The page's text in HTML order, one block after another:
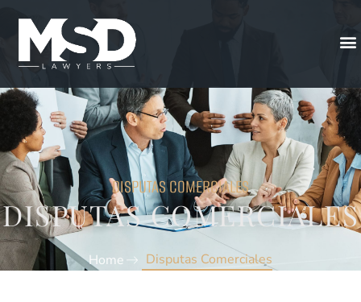
DISPUTAS COMERCIALES
DISPUTAS COMERCIALES
Home Disputas Comerciales